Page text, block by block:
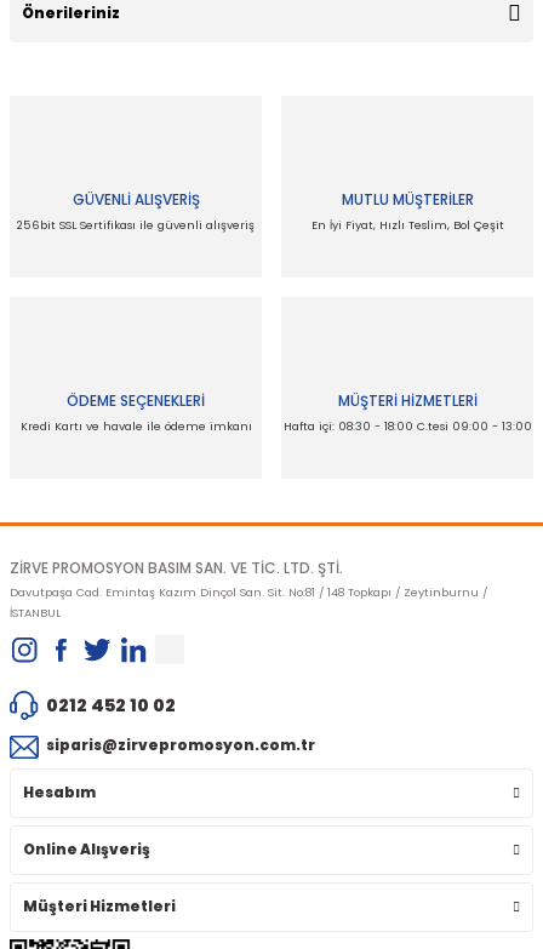
Önerileriniz
Ürün resmi kalitesiz, bozuk veya görüntülenemiyor.
GÜVENLİ ALIŞVERİŞ
256bit SSL Sertifikası ile güvenli alışveriş
MUTLU MÜŞTERİLER
En İyi Fiyat, Hızlı Teslim, Bol Çeşit
ÖDEME SEÇENEKLERİ
Kredi Kartı ve havale ile ödeme imkanı
MÜŞTERİ HİZMETLERİ
Hafta içi: 08:30 - 18:00 C.tesi 09:00 - 13:00
ZİRVE PROMOSYON BASIM SAN. VE TİC. LTD. ŞTİ.
Davutpaşa Cad. Emintaş Kazım Dinçol San. Sit. No:81 / 148 Topkapı / Zeytinburnu /
İSTANBUL
0212 452 10 02
siparis@zirvepromosyon.com.tr
Hesabım
Online Alışveriş
Müşteri Hizmetleri